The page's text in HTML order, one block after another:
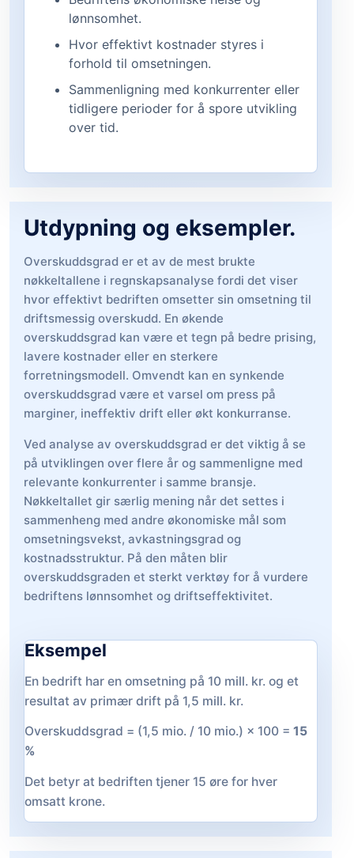
lønnsomhet.
Hvor effektivt kostnader styres i
forhold til omsetningen.
Sammenligning med konkurrenter eller
tidligere perioder for å spore utvikling
over tid.
Utdypning og eksempler.
Overskuddsgrad er et av de mest brukte
nøkkeltallene i regnskapsanalyse fordi det viser
hvor effektivt bedriften omsetter sin omsetning til
driftsmessig overskudd. En økende
overskuddsgrad kan være et tegn på bedre prising,
lavere kostnader eller en sterkere
forretningsmodell. Omvendt kan en synkende
overskuddsgrad være et varsel om press på
marginer, ineffektiv drift eller økt konkurranse.
Ved analyse av overskuddsgrad er det viktig å se
på utviklingen over flere år og sammenligne med
relevante konkurrenter i samme bransje.
Nøkkeltallet gir særlig mening når det settes i
sammenheng med andre økonomiske mål som
omsetningsvekst, avkastningsgrad og
kostnadsstruktur. På den måten blir
overskuddsgraden et sterkt verktøy for å vurdere
bedriftens lønnsomhet og driftseffektivitet.
Eksempel
En bedrift har en omsetning på 10 mill. kr. og et
resultat av primær drift på 1,5 mill. kr.
Overskuddsgrad = (1,5 mio. / 10 mio.) × 100 = 15
%
Det betyr at bedriften tjener 15 øre for hver
omsatt krone.